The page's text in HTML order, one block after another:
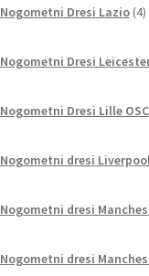
Nogometni Dresi Lazio 4
Nogometni Dresi
Nogometni Dresi Lille OSC
Nogometni dresi
Nogometni dresi
Nogometni dresi